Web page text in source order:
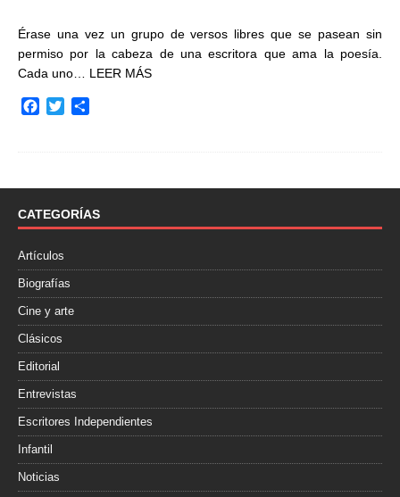
Érase una vez un grupo de versos libres que se pasean sin
permiso por la cabeza de una escritora que ama la poesía.
Cada uno… LEER MÁS
o
k
r
t
i
CATEGORÍAS
Artículos
Biografías
Cine y arte
Clásicos
Editorial
Entrevistas
Escritores Independientes
Infantil
Noticias